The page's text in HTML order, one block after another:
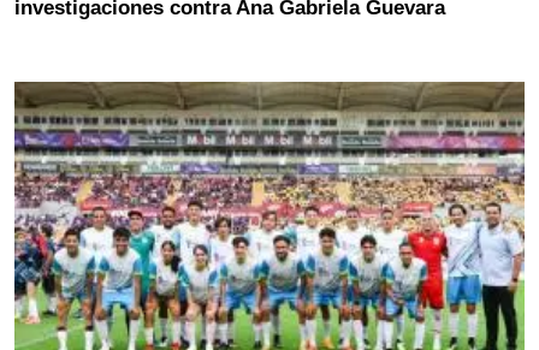
investigaciones contra Ana Gabriela Guevara